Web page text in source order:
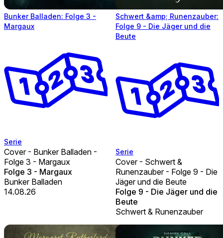
Bunker Balladen: Folge 3 -
Margaux
Serie
Cover - Bunker Balladen -
Folge 3 - Margaux
Folge 3 - Margaux
Bunker Balladen
14.08.26
Schwert &amp; Runenzauber:
Folge 9 - Die Jäger und die
Beute
Serie
Cover - Schwert &
Runenzauber - Folge 9 - Die
Jäger und die Beute
Folge 9 - Die Jäger und die
Beute
Schwert & Runenzauber